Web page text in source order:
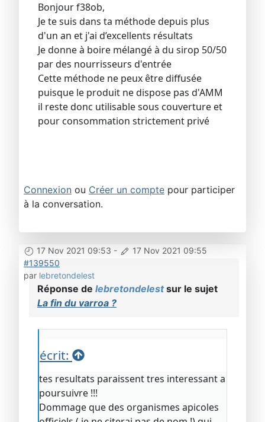
Bonjour f38ob,
Je te suis dans ta méthode depuis plus
d'un an et j'ai d’excellents résultats
Je donne à boire mélangé à du sirop 50/50
par des nourrisseurs d'entrée
Cette méthode ne peux être diffusée
puisque le produit ne dispose pas d'AMM
il reste donc utilisable sous couverture et
pour consommation strictement privé
Connexion ou Créer un compte pour participer
à la conversation.
17 Nov 2021 09:53 -
17 Nov 2021 09:55
#139550
par lebretondelest
Réponse de lebretondelestsur le sujet
La fin du varroa ?
écrit:
tes resultats paraissent tres interessant a
poursuivre !!!
Dommage que des organismes apicoles